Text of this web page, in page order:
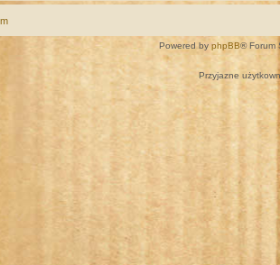
Powered by phpBB® Forum
Przyjazne